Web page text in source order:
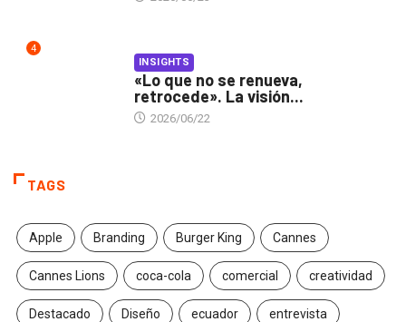
4
INSIGHTS
«Lo que no se renueva,
retrocede». La visión...
2026/06/22
TAGS
Apple Branding Burger King Cannes
Cannes Lions coca-cola comercial creatividad
Destacado Diseño ecuador entrevista